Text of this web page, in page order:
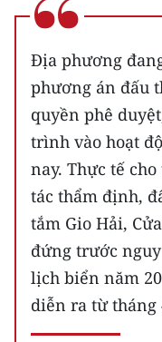
Địa phương
phương án đấu
quyền phê
trình vào hoạt
nay. Thực tế
tác thẩm định,
tắm Gio Hải,
đứng trước
lịch biển năm
diễn ra từ tháng